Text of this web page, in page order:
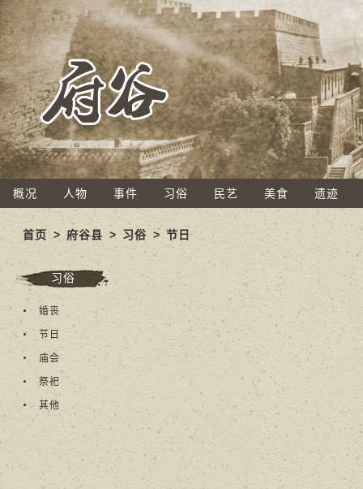
概况 人物 事件 习俗 民艺 美食 遗迹
首页 >府谷县 > 习俗 > 节日
习俗
婚丧
节日
庙会
祭祀
其他